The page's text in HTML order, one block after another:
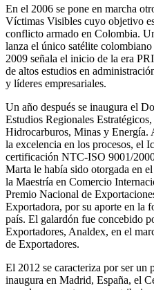
En el 2006 se pone en marcha
Víctimas Visibles cuyo objetivo
conflicto armado en Colombia.
lanza el único satélite
2009 señala el inicio de la era
de altos estudios en
y líderes empresariales.
Un año después se inaugura el
Estudios Regionales
Hidrocarburos, Minas y Energía.
la excelencia en los procesos, el
certificación NTC-ISO 9001/
Marta le había sido otorgada en
la Maestría en Comercio
Premio Nacional de
Exportadora, por su aporte en la
país. El galardón fue concebido
Exportadores, Analdex, en el
de Exportadores.
El 2012 se caracteriza por ser un
inaugura en Madrid, España, el